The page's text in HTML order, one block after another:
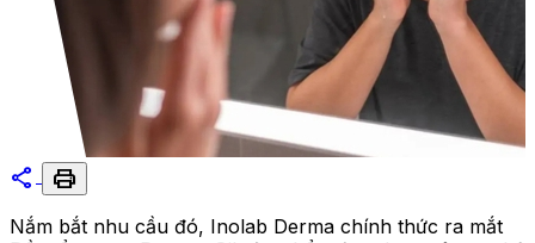
share print
Nắm bắt nhu cầu đó, Inolab Derma chính thức ra mắt